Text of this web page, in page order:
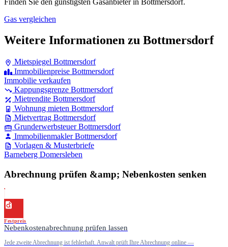
Gas vergleichen
Weitere Informationen zu Bottmersdorf
Mietspiegel Bottmersdorf
Immobilienpreise Bottmersdorf
Immobilie verkaufen
Kappungsgrenze Bottmersdorf
Mietrendite Bottmersdorf
Wohnung mieten Bottmersdorf
Mietvertrag Bottmersdorf
Grunderwerbsteuer Bottmersdorf
Immobilienmakler Bottmersdorf
Vorlagen & Musterbriefe
Barneberg Domersleben
Abrechnung prüfen &amp; Nebenkosten senken
Festpreis
Nebenkostenabrechnung prüfen lassen
Jede zweite Abrechnung ist fehlerhaft. Anwalt prüft Ihre Abrechnung online —